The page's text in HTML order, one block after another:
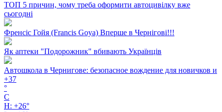
ТОП 5 причин, чому треба оформити автоцивілку вже
сьогодні
Френсіс Гойя (Francis Goya) Вперше в Чернігові!!!
Як аптеки "Подорожник" вбивають Українців
Автошкола в Чернигове: безопасное вождение для новичков и
+37
°
C
H: +26°